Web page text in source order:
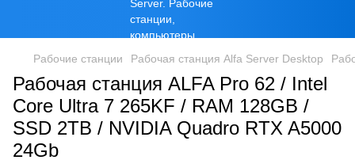
Рабочие станции Рабочая станция Alfa Server Desktop
Рабочая станция ALFA Pro 62 / Intel
Core Ultra 7 265KF / RAM 128GB /
SSD 2TB / NVIDIA Quadro RTX A5000
24Gb